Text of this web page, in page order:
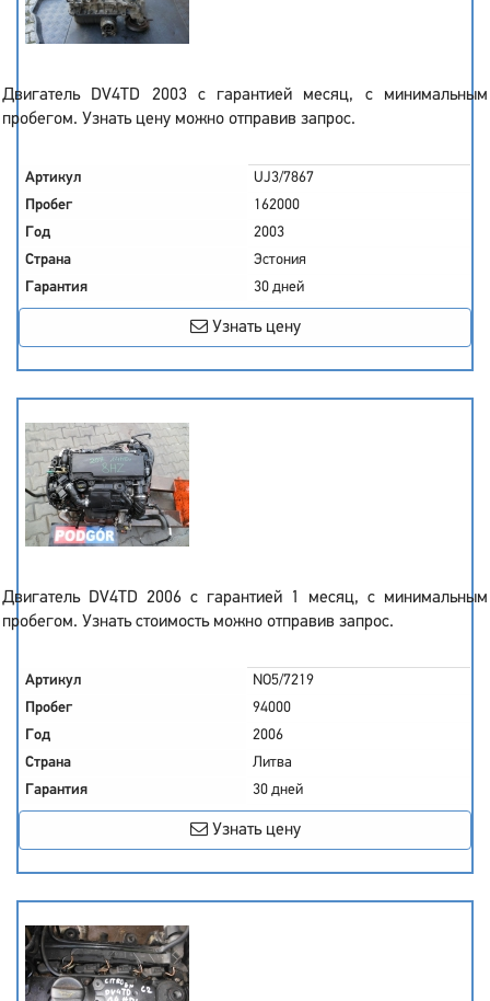
Двигатель DV4TD 2003 с гарантией месяц, с минимальным
пробегом. Узнать цену можно отправив запрос.
Артикул
UJ3/7867
Пробег
162000
Год
2003
Страна
Эстония
Гарантия
30 дней
Узнать цену
Двигатель DV4TD 2006 с гарантией 1 месяц, с минимальным
пробегом. Узнать стоимость можно отправив запрос.
Артикул
NO5/7219
Пробег
94000
Год
2006
Страна
Литва
Гарантия
30 дней
Узнать цену